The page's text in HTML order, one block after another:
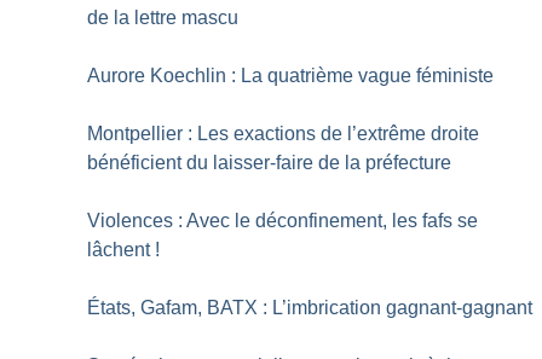
de la lettre mascu
Aurore Koechlin : La quatrième vague féministe
Montpellier : Les exactions de l’extrême droite
bénéficient du laisser-faire de la préfecture
Violences : Avec le déconfinement, les fafs se
lâchent !
États, Gafam, BATX : L’imbrication gagnant-gagnant